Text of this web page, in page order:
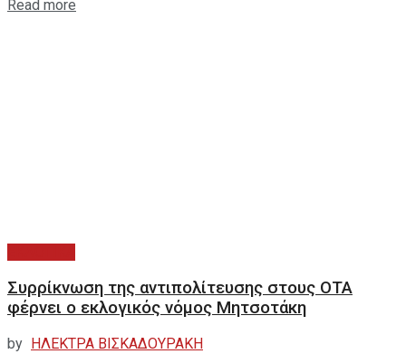
Read more
Συρρίκνωση της αντιπολίτευσης στους ΟΤΑ
φέρνει ο εκλογικός νόμος Μητσοτάκη
by ΗΛΕΚΤΡΑ ΒΙΣΚΑΔΟΥΡΑΚΗ